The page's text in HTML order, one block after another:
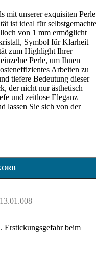
mit unserer exquisiten
ist ideal für
von 1 mm ermöglicht
Symbol für Klarheit
zum Highlight Ihrer
Perle, um Ihnen
Arbeiten zu
tiefere Bedeutung dieser
der nicht nur ästhetisch
und zeitlose Eleganz
lassen Sie sich von der
Erstickungsgefahr beim